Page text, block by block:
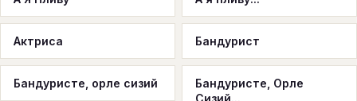
Актриса Бандурист
Бандуристе, орле сизий
Бандуристе, Орле
Сизий...